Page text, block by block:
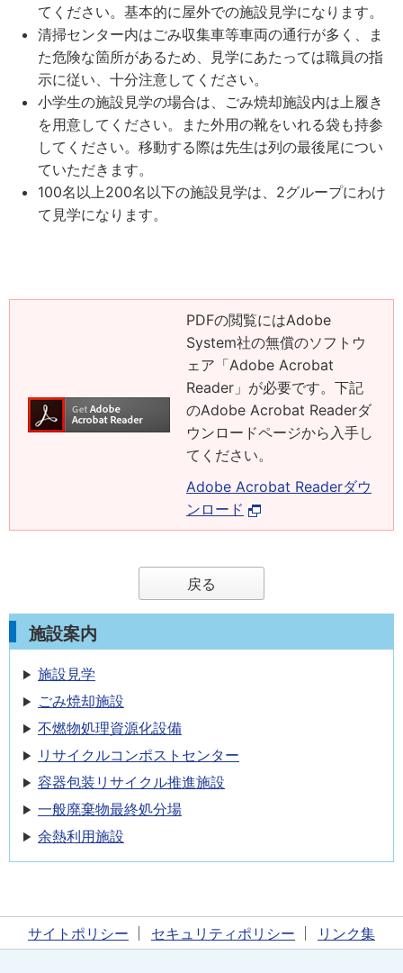
てください。基本的に屋外での施設見学になります。
清掃センター内はごみ収集車等車両の通行が多く、ま
た危険な箇所があるため、見学にあたっては職員の指
示に従い、十分注意してください。
小学生の施設見学の場合は、ごみ焼却施設内は上履き
を用意してください。また外用の靴をいれる袋も持参
してください。移動する際は先生は列の最後尾につい
ていただきます。
100名以上200名以下の施設見学は、2グループにわけ
て見学になります。
PDFの閲覧にはAdobe
System社の無償のソフトウ
ェア「Adobe Acrobat
Reader」が必要です。下記
のAdobe Acrobat Readerダ
ウンロードページから入手し
てください。
Adobe Acrobat Readerダウ
ンロード
戻る
施設案内
施設見学
ごみ焼却施設
不燃物処理資源化設備
リサイクルコンポストセンター
容器包装リサイクル推進施設
一般廃棄物最終処分場
余熱利用施設
サイトポリシー セキュリティポリシー リンク集